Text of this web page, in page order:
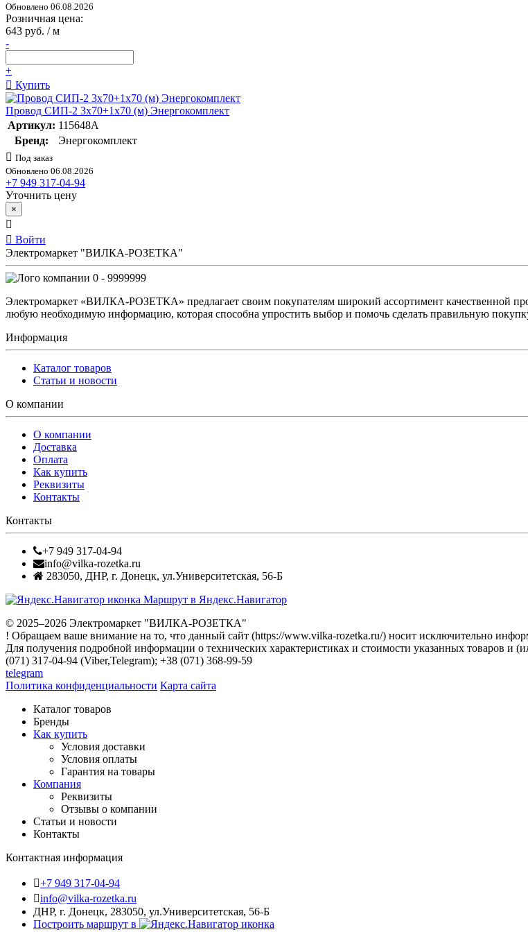
Обновлено 06.08.2026
Розничная цена:
643 руб. / м
-
+
Купить
Провод СИП-2 3х70+1х70 (м) Энергокомплект
Артикул: 115648А
Бренд:
Энергокомплект
Под заказ
Обновлено 06.08.2026
+7 949 317-04-94
Уточнить цену
×
Войти
Электромаркет "ВИЛКА-РОЗЕТКА"
0 - 9999999
Электромаркет «ВИЛКА-РОЗЕТКА» предлагает своим покупателям широкий ассортимент качественной
любую необходимую информацию, которая способна упростить выбор и помочь сделать правильную
Информация
Каталог товаров
Статьи и новости
О компании
О компании
Доставка
Оплата
Как купить
Реквизиты
Контакты
Контакты
+7 949 317-04-94
info@vilka-rozetka.ru
283050, ДНР, г. Донецк, ул.Университетская, 56-Б
Маршрут в Яндекс.Навигатор
© 2025–2026 Электромаркет "ВИЛКА-РОЗЕТКА"
! Обращаем ваше внимание на то, что данный сайт (https://www.vilka-rozetka.ru/) носит исключительно
Для получения подробной информации о технических характеристиках и стоимости указанных товаров и
(071) 317-04-94 (Viber,Telegram); +38 (071) 368-99-59
telegram
Политика конфиденциальности Карта сайта
Каталог товаров
Бренды
Как купить
Условия доставки
Условия оплаты
Гарантия на товары
Компания
Реквизиты
Отзывы о компании
Статьи и новости
Контакты
Контактная информация
+7 949 317-04-94
info@vilka-rozetka.ru
ДНР, г. Донецк, 283050, ул.Университетская, 56-Б
Построить маршрут в